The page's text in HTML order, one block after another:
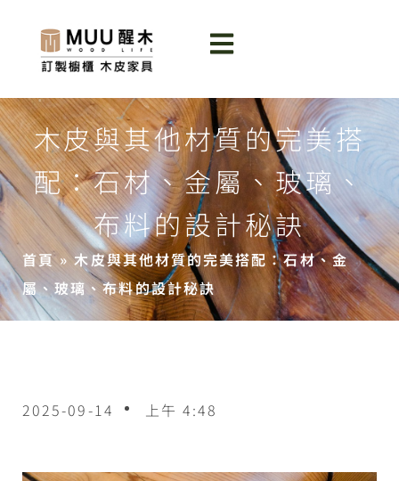
木皮與其他材質的完美搭
配：石材、金屬、玻璃、
布料的設計秘訣
首頁»木皮與其他材質的完美搭配：石材、金
屬、玻璃、布料的設計秘訣
2025-09-14 上午 4:48